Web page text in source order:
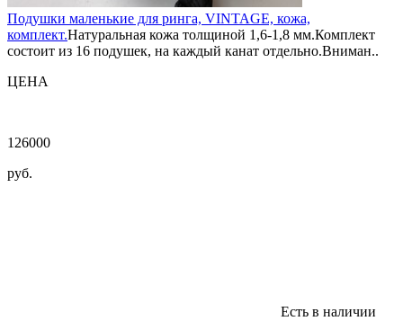
Подушки маленькие для ринга, VINTAGE, кожа,
комплект.Натуральная кожа толщиной 1,6-1,8 мм.Комплект
состоит из 16 подушек, на каждый канат отдельно.Вниман..
ЦЕНА
126000
руб.
Есть в наличии